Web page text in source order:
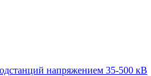
напряжением 35-500 кВ